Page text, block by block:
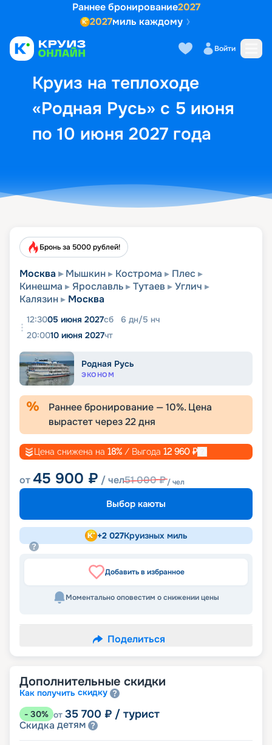
Раннее бронирование2027
2027миль каждому
Войти
Круиз на теплоходе
«Родная Русь» с 5 июня
по 10 июня 2027 года
Выбор кают Маршрут и
Бронь за 5000 рублей!
Москва Мышкин Кострома
Плес
Кинешма
Ярославль Тутаев
Углич
Калязин
Москва
12:3005 июня 2027сб 6 дн/5 нч
20:0010 июня 2027чт
Родная Русь
ЭКОНОМ
Раннее бронирование —10%. Цена
вырастет через22дня
Цена снижена на 18% / Выгода 12 960 ₽
от45 900 ₽ / чел51 000₽/ чел
Выбор каюты
+2 027Круизных миль
Добавить в избранное
Моментально оповестим о снижении цены
Поделиться
Дополнительные скидки
Как получить скидку
- 30% от 35 700 ₽ / турист
Скидка детям